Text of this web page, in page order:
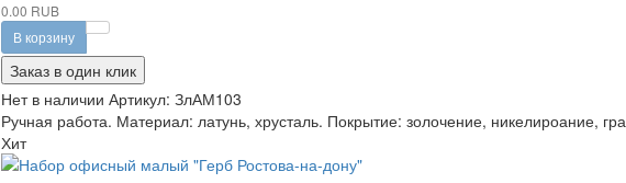
0.00 RUB
В корзину
Заказ в один клик
Нет в наличии Артикул: ЗлАМ103
Ручная работа. Материал: латунь, хрусталь. Покрытие: золочение, никелироание,
Хит